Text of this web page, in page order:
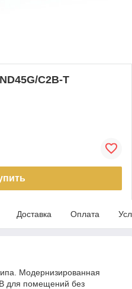
C2B-T
Доставка Оплата
Модернизированная
для помещений без